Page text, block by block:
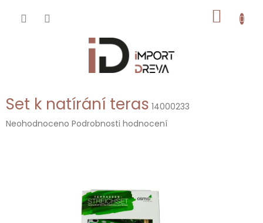
KOŠÍK
Set k natírání teras 14000233
Průměrné
Neohodnoceno Podrobnosti hodnocení